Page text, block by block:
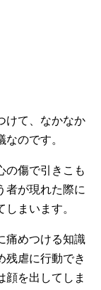
けて、なかなか
のです。
の傷で引きこも
者が現れた際に
まいます。
痛めつける知識
残虐に行動でき
顔を出してしま